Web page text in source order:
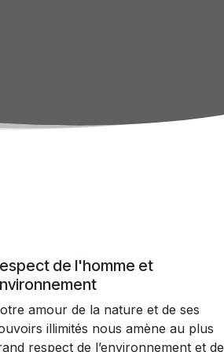
de l'homme et
amour de la nature et de ses
illimités nous amène au plus
respect de l’environnement et de